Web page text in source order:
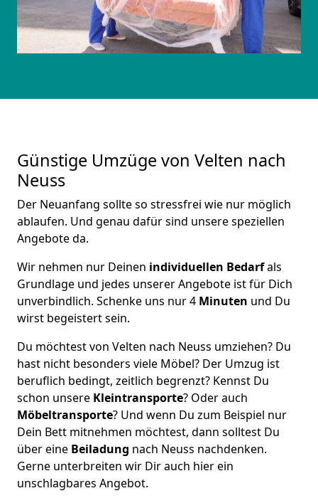
Günstige Umzüge von Velten nach
Neuss
Der Neuanfang sollte so stressfrei wie nur möglich
ablaufen. Und genau dafür sind unsere speziellen
Angebote da.
Wir nehmen nur Deinen individuellen Bedarfals
Grundlage und jedes unserer Angebote ist für Dich
unverbindlich. Schenke uns nur 4 Minuten und Du
wirst begeistert sein.
Du möchtest von Velten nach Neuss umziehen? Du
hast nicht besonders viele Möbel? Der Umzug ist
beruflich bedingt, zeitlich begrenzt? Kennst Du
schon unsere Kleintransporte? Oder auch
Möbeltransporte? Und wenn Du zum Beispiel nur
Dein Bett mitnehmen möchtest, dann solltest Du
über eine Beiladung nach Neuss nachdenken.
Gerne unterbreiten wir Dir auch hier ein
unschlagbares Angebot.